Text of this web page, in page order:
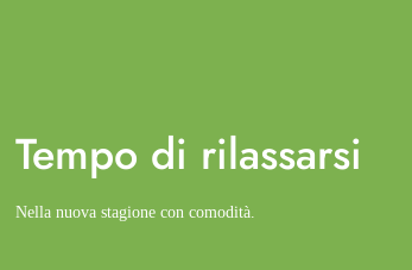
Tempo di rilassarsi
Nella nuova stagione con comodità.